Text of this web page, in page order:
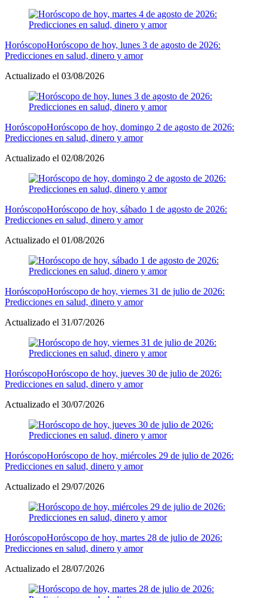
HoróscopoHoróscopo de hoy, lunes 3 de agosto de 2026:
Predicciones en salud, dinero y amor
Actualizado el 03/08/2026
HoróscopoHoróscopo de hoy, domingo 2 de agosto de 2026:
Predicciones en salud, dinero y amor
Actualizado el 02/08/2026
HoróscopoHoróscopo de hoy, sábado 1 de agosto de 2026:
Predicciones en salud, dinero y amor
Actualizado el 01/08/2026
HoróscopoHoróscopo de hoy, viernes 31 de julio de 2026:
Predicciones en salud, dinero y amor
Actualizado el 31/07/2026
HoróscopoHoróscopo de hoy, jueves 30 de julio de 2026:
Predicciones en salud, dinero y amor
Actualizado el 30/07/2026
HoróscopoHoróscopo de hoy, miércoles 29 de julio de 2026:
Predicciones en salud, dinero y amor
Actualizado el 29/07/2026
HoróscopoHoróscopo de hoy, martes 28 de julio de 2026:
Predicciones en salud, dinero y amor
Actualizado el 28/07/2026